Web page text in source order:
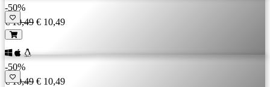
-50%
€ 10,49 € 10,49
-50%
€ 10,49 € 10,49